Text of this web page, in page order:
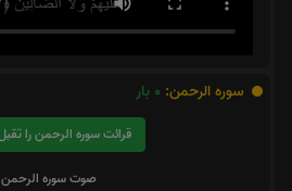
سوره الرحمن: 0 بار
قرائت سوره الرحمن را تقبل میکنم
صوت سوره الرحمن